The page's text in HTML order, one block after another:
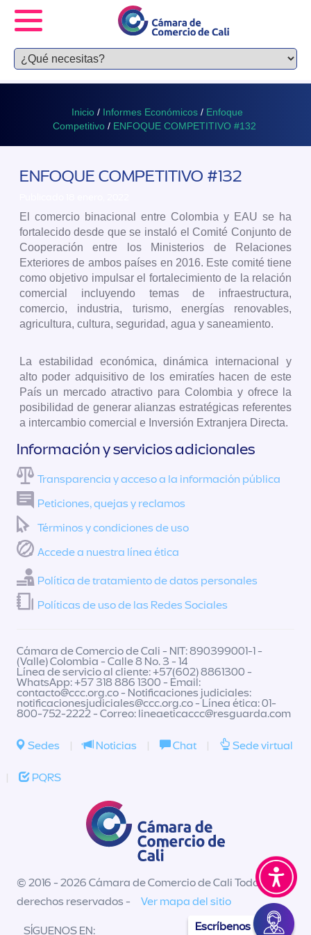
Inicio / Informes Económicos / Enfoque
Competitivo / ENFOQUE COMPETITIVO #132
ENFOQUE COMPETITIVO #132
El comercio binacional entre Colombia y EAU se ha
fortalecido desde que se instaló el Comité Conjunto de
Cooperación entre los Ministerios de Relaciones
Exteriores de ambos países en 2016. Este comité tiene
como objetivo impulsar el fortalecimiento de la relación
comercial incluyendo temas de infraestructura,
comercio, industria, turismo, energías renovables,
agricultura, cultura, seguridad, agua y saneamiento.
La estabilidad económica, dinámica internacional y
alto poder adquisitivo de los emiratíes hacen de este
País un mercado atractivo para Colombia y ofrece la
posibilidad de generar alianzas estratégicas referentes
a intercambio comercial e Inversión Extranjera Directa.
Escríbenos
Información y servicios adicionales
Transparencia y acceso a la información pública
Peticiones, quejas y reclamos
Términos y condiciones de uso
Accede a nuestra línea ética
Política de tratamiento de datos personales
Políticas de uso de las Redes Sociales
Cámara de Comercio de Cali - NIT: 890399001-1 -
(Valle) Colombia - Calle 8 No. 3 - 14
Línea de servicio al cliente: +57(602) 8861300 -
WhatsApp: +57 318 886 1300 - Email:
contacto@ccc.org.co- Notificaciones judiciales:
notificacionesjudiciales@ccc.org.co- Línea ética: 01-
800-752-2222 - Correo: lineaeticaccc@resguarda.com
Sedes | Noticias | Chat | Sede virtual
| PQRS
© 2016 - 2026 Cámara de Comercio de Cali Todos los
derechos reservados -
Ver mapa del sitio
SÍGUENOS EN: